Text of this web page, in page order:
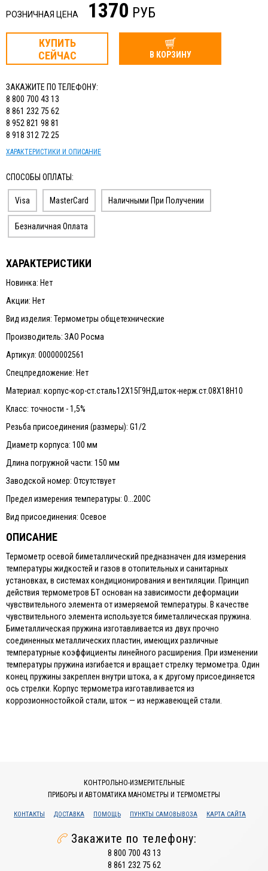
РОЗНИЧНАЯ ЦЕНА 1370 РУБ
КУПИТЬ
СЕЙЧАС
В КОРЗИНУ
ЗАКАЖИТЕ ПО ТЕЛЕФОНУ:
8 800 700 43 13
8 861 232 75 62
8 952 821 98 81
8 918 312 72 25
ХАРАКТЕРИСТИКИ И ОПИСАНИЕ
СПОСОБЫ ОПЛАТЫ:
Visa MasterCard Наличными При Получении
Безналичная Оплата
ХАРАКТЕРИСТИКИ
Новинка: Нет
Акции: Нет
Вид изделия: Термометры общетехнические
Производитель: ЗАО Росма
Артикул: 00000002561
Спецпредложение: Нет
Материал: корпус-кор-ст.сталь12Х15Г9НД,шток-нерж.ст.08Х18Н10
Класс: точности - 1,5%
Резьба присоединения (размеры): G1/2
Диаметр корпуса: 100 мм
Длина погружной части: 150 мм
Заводской номер: Отсутствует
Предел измерения температуры: 0...200C
Вид присоединения: Осевое
ОПИСАНИЕ
Термометр осевой биметаллический предназначен для измерения
температуры жидкостей и газов в отопительных и санитарных
установках, в системах кондиционирования и вентиляции. Принцип
действия термометров БТ основан на зависимости деформации
чувствительного элемента от измеряемой температуры. В качестве
чувствительного элемента используется биметаллическая пружина.
Биметаллическая пружина изготавливается из двух прочно
соединенных металлических пластин, имеющих различные
температурные коэффициенты линейного расширения. При изменении
температуры пружина изгибается и вращает стрелку термометра. Один
конец пружины закреплен внутри штока, а к другому присоединяется
ось стрелки. Корпус термометра изготавливается из
коррозионностойкой стали, шток — из нержавеющей стали.
КОНТРОЛЬНО-ИЗМЕРИТЕЛЬНЫЕ
ПРИБОРЫ И АВТОМАТИКА МАНОМЕТРЫ И ТЕРМОМЕТРЫ
КОНТАКТЫ ДОСТАВКА ПОМОЩЬ ПУНКТЫ САМОВЫВОЗА КАРТА САЙТА
Закажите по телефону:
8 800 700 43 13
8 861 232 75 62